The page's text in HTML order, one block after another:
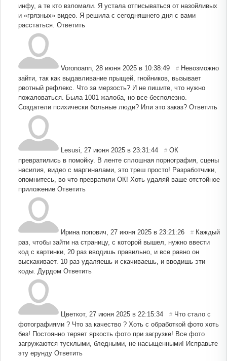
инфу, а те кто взломали. Я устала отписываться от назойливых
и «грязных» видео. Я решила с сегодняшнего дня с вами
расстаться. Ответить
Voronoann 28 июня 2025 в 10:38:49 # Невозможно
зайти, так как выдавливание прыщей, гнойников, вызывает
рвотный рефлекс. Что за мерзость? И не пишите, что нужно
пожаловаться. Была 1001 жалоба, но все бесполезно.
Создатели психически больные люди? Или это заказ? Ответить
Lesusi 27 июня 2025 в 23:31:44 # ОК
превратились в помойку. В ленте сплошная порнография, сцены
насилия, видео с маргиналами, это треш просто! Разработчики,
опомнитесь, во что превратили ОК! Хоть удаляй ваше отстойное
приложение Ответить
Ирина попович 27 июня 2025 в 23:21:26 # Каждый
раз, чтобы зайти на страницу, с которой вышел, нужно ввести
код с картинки, 20 раз вводишь правильно, и все равно он
выскакивает. 10 раз удаляешь и скачиваешь, и вводишь эти
коды. Дурдом Ответить
Цветкот, 27 июня 2025 в 22:15:34 # Что стало с
фотографиями ? Что за качество ? Хоть с обработкой фото хоть
без! Постоянно теряет яркость фото при загрузке! Все фото
загружаются тусклыми, бледными, не насыщенными! Исправьте
эту ерунду Ответить